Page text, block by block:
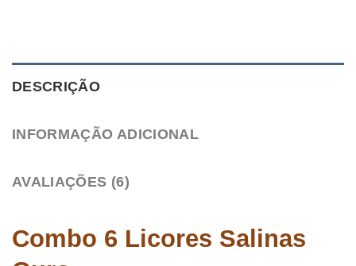
DESCRIÇÃO
INFORMAÇÃO ADICIONAL
AVALIAÇÕES (6)
Combo 6 Licores Salinas